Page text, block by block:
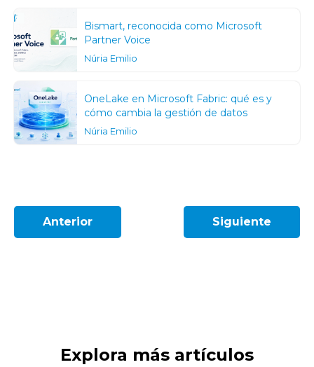
Bismart, reconocida como Microsoft
Partner Voice
Núria Emilio
OneLake en Microsoft Fabric: qué es y
cómo cambia la gestión de datos
Núria Emilio
Anterior Siguiente
Explora más artículos